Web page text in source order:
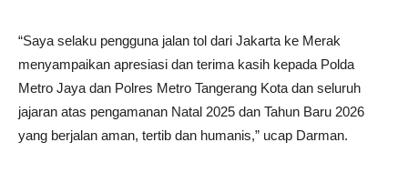
“Saya selaku pengguna jalan tol dari Jakarta ke Merak
menyampaikan apresiasi dan terima kasih kepada Polda
Metro Jaya dan Polres Metro Tangerang Kota dan seluruh
jajaran atas pengamanan Natal 2025 dan Tahun Baru 2026
yang berjalan aman, tertib dan humanis,” ucap Darman.